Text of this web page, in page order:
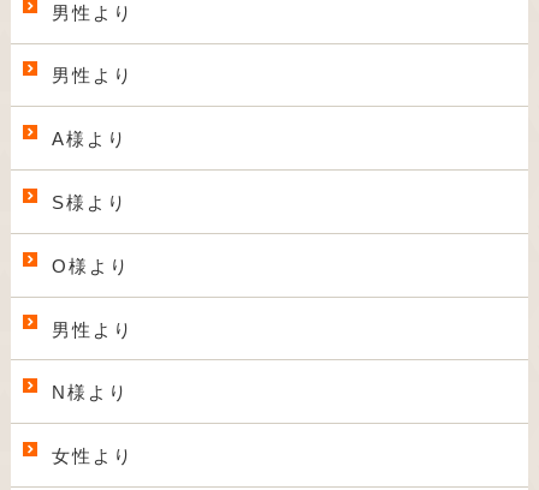
男性より
男性より
A様より
S様より
O様より
男性より
N様より
女性より